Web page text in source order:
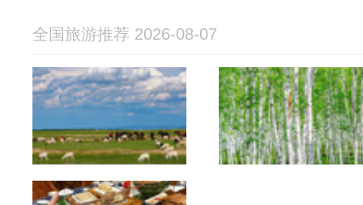
全国旅游推荐 2026-08-07